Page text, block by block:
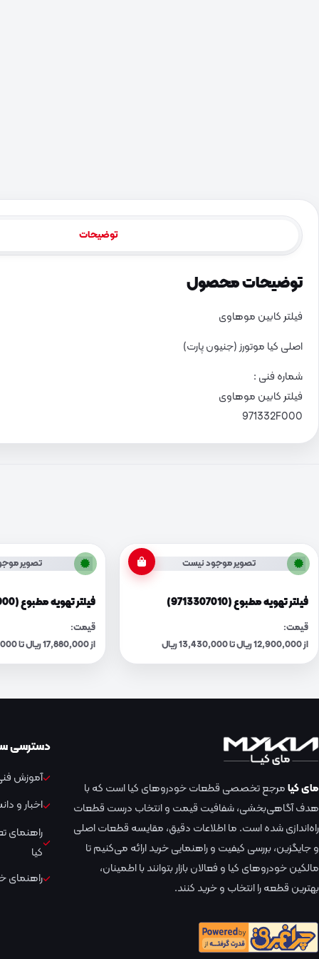
توضیحات
توضیحات محصول
فیلتر کابین موهاوی
اصلی کیا موتورز (جنیون پارت)
شماره فنی :
فیلتر کابین موهاوی
971332F000
تصویر موجود نیست
فیلتر تهویه مطبوع (9713307010)
قیمت:
از 12,900,000 ریال تا 13,430,000 ریال
تصویر
فیلتر تهویه مطبوع (971330X900)
قیمت:
از 17,880,000 ریال تا 18,610,000 ریال
مای کیامرجع تخصصی قطعات خودروهای کیا است که با
هدف آگاهی‌بخشی، شفافیت قیمت و انتخاب درست قطعات
راه‌اندازی شده است. ما اطلاعات دقیق، مقایسه قطعات اصلی
و جایگزین، بررسی کیفیت و راهنمایی خرید ارائه می‌کنیم تا
مالکین خودروهای کیا و فعالان بازار بتوانند با اطمینان،
بهترین قطعه را انتخاب و خرید کنند.
دسترسی
آموزش
اخبار و
راهنمای
کیا
راهنمای